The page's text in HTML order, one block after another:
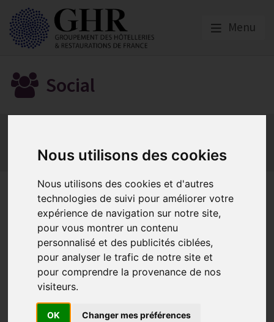
Nous utilisons des cookies
Nous utilisons des cookies et d'autres
technologies de suivi pour améliorer votre
expérience de navigation sur notre site,
pour vous montrer un contenu
personnalisé et des publicités ciblées,
pour analyser le trafic de notre site et
pour comprendre la provenance de nos
visiteurs.
OK Changer mes préférences
Menu
Social
Les obligations liées à l’extinction du contrat
Les cas de suspension du
contrat de travail
La suspension du contrat de travail
31/01/2018
La suspension du contrat de travail peut être définie comme une
période durant laquelle les conditions essentielles du contrat de